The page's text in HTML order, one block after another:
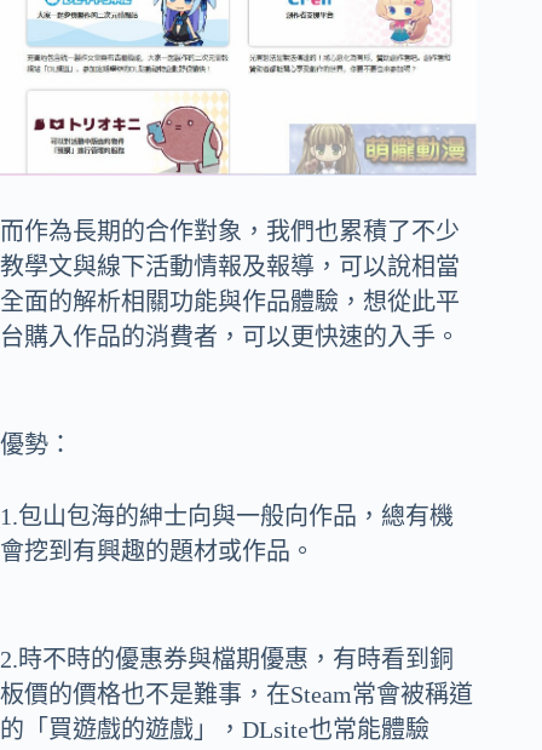
而作為長期的合作對象，我們也累積了不少
教學文與線下活動情報及報導，可以說相當
全面的解析相關功能與作品體驗，想從此平
台購入作品的消費者，可以更快速的入手。
優勢：
1.包山包海的紳士向與一般向作品，總有機
會挖到有興趣的題材或作品。
2.時不時的優惠券與檔期優惠，有時看到銅
板價的價格也不是難事，在Steam常會被稱道
的「買遊戲的遊戲」，DLsite也常能體驗